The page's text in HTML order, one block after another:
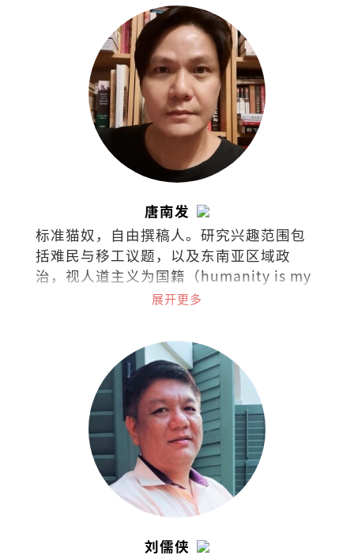
唐南发
标准猫奴，自由撰稿人。研究兴趣范围包
括难民与移工议题，以及东南亚区域政
治，视人道主义为国籍（humanity is my
nationality）。热爱阅读，下厨，骑车和
展开更多
刘儒侠